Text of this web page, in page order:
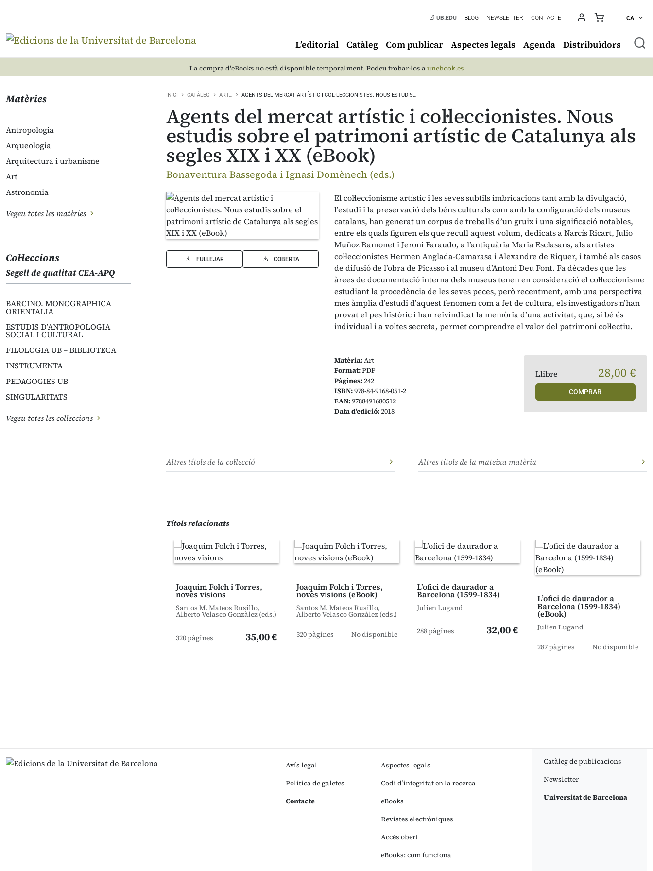
UB.EDU BLOG NEWSLETTER CONTACTE CA
L’editorial Catàleg Com publicar Aspectes legals Agenda Distribuïdors
La compra d'eBooks no està disponible temporalment. Podeu trobar-los aunebook.es
Matèries
Antropologia
Arqueologia
Arquitectura i urbanisme
Art
Astronomia
Vegeu totes les matèries
Col·leccions
Segell de qualitat CEA-APQ
BARCINO. MONOGRAPHICA
ORIENTALIA
ESTUDIS D’ANTROPOLOGIA
SOCIAL I CULTURAL
FILOLOGIA UB – BIBLIOTECA
INSTRUMENTA
PEDAGOGIES UB
SINGULARITATS
Vegeu totes les col·leccions
INICI CATÀLEG ART… AGENTS DEL MERCAT ARTÍSTIC I COL·LECCIONISTES. NOUS ESTUDIS…
Agents del mercat artístic i col·leccionistes. Nous
estudis sobre el patrimoni artístic de Catalunya als
segles XIX i XX (eBook)
Bonaventura Bassegoda i Ignasi Domènech (eds.)
FULLEJAR COBERTA
El col·leccionisme artístic i les seves subtils imbricacions tant amb la divulgació,
l’estudi i la preservació dels béns culturals com amb la configuració dels museus
catalans, han generat un corpus de treballs d’un gruix i una significació notables,
entre els quals figuren els que recull aquest volum, dedicats a Narcís Ricart, Julio
Muñoz Ramonet i Jeroni Faraudo, a l’antiquària Maria Esclasans, als artistes
col·leccionistes Hermen Anglada-Camarasa i Alexandre de Riquer, i també als casos
de difusió de l’obra de Picasso i al museu d’Antoni Deu Font. Fa dècades que les
àrees de documentació interna dels museus tenen en consideració el col·leccionisme
estudiant la procedència de les seves peces, però recentment, amb una perspectiva
més àmplia d’estudi d’aquest fenomen com a fet de cultura, els investigadors n’han
provat el pes històric i han reivindicat la memòria d’una activitat, que, si bé és
individual i a voltes secreta, permet comprendre el valor del patrimoni col·lectiu.
Matèria:Art
Format:PDF
Pàgines:242
ISBN:978-84-9168-051-2
EAN:9788491680512
Data d’edició:2018
Llibre 28,00 €
COMPRAR
Altres títols de la col·lecció Altres títols de la mateixa matèria
Títols relacionats
Joaquim Folch i Torres,
noves visions
Santos M. Mateos Rusillo,
Alberto Velasco Gonzàlez (eds.)
320 pàgines 35,00 €
Joaquim Folch i Torres,
noves visions (eBook)
Santos M. Mateos Rusillo,
Alberto Velasco Gonzàlez (eds.)
320 pàgines No disponible
L’ofici de daurador a
Barcelona (1599-1834)
Julien Lugand
288 pàgines 32,00 €
L’ofici de daurador a
Barcelona (1599-1834)
(eBook)
Julien Lugand
287 pàgines No disponible
Avís legal
Política de galetes
Contacte
Aspectes legals
Codi d’integritat en la recerca
eBooks
Revistes electròniques
Accés obert
eBooks: com funciona
Catàleg de publicacions
Newsletter
Universitat de Barcelona